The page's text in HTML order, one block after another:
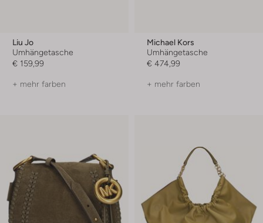
Liu Jo
Umhängetasche
€ 159,99
+ mehr farben
Michael Kors
Umhängetasche
€ 474,99
+ mehr farben